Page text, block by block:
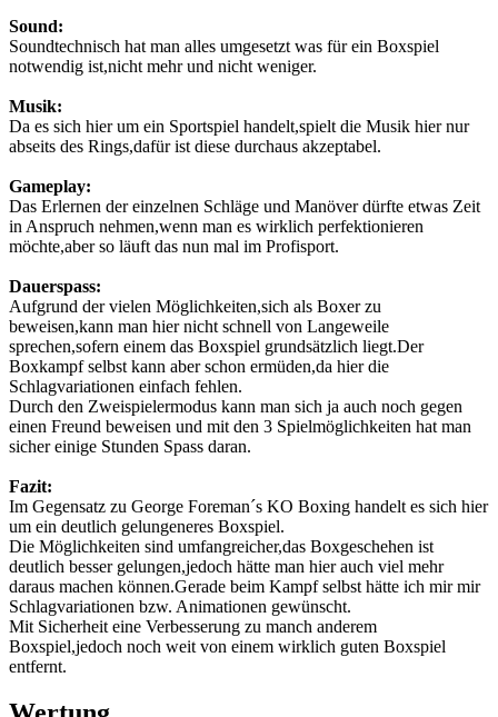
Sound:
Soundtechnisch hat man alles umgesetzt was für ein Boxspiel
notwendig ist,nicht mehr und nicht weniger.
Musik:
Da es sich hier um ein Sportspiel handelt,spielt die Musik hier nur
abseits des Rings,dafür ist diese durchaus akzeptabel.
Gameplay:
Das Erlernen der einzelnen Schläge und Manöver dürfte etwas Zeit
in Anspruch nehmen,wenn man es wirklich perfektionieren
möchte,aber so läuft das nun mal im Profisport.
Dauerspass:
Aufgrund der vielen Möglichkeiten,sich als Boxer zu
beweisen,kann man hier nicht schnell von Langeweile
sprechen,sofern einem das Boxspiel grundsätzlich liegt.Der
Boxkampf selbst kann aber schon ermüden,da hier die
Schlagvariationen einfach fehlen.
Durch den Zweispielermodus kann man sich ja auch noch gegen
einen Freund beweisen und mit den 3 Spielmöglichkeiten hat man
sicher einige Stunden Spass daran.
Fazit:
Im Gegensatz zu George Foreman´s KO Boxing handelt es sich hier
um ein deutlich gelungeneres Boxspiel.
Die Möglichkeiten sind umfangreicher,das Boxgeschehen ist
deutlich besser gelungen,jedoch hätte man hier auch viel mehr
daraus machen können.Gerade beim Kampf selbst hätte ich mir mir
Schlagvariationen bzw. Animationen gewünscht.
Mit Sicherheit eine Verbesserung zu manch anderem
Boxspiel,jedoch noch weit von einem wirklich guten Boxspiel
entfernt.